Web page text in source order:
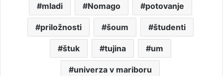
mladi Nomago potovanje
priložnosti šoum študenti
štuk tujina um
univerza v mariboru